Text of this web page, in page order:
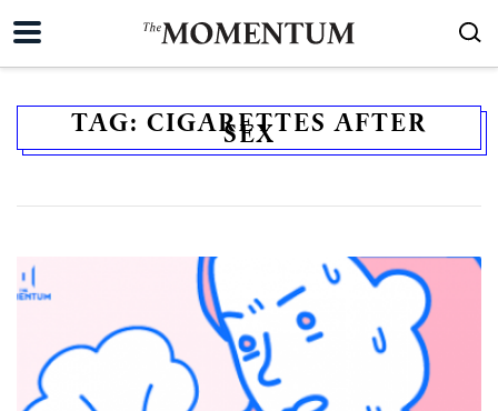
TAG: CIGARETTES AFTER
SEX